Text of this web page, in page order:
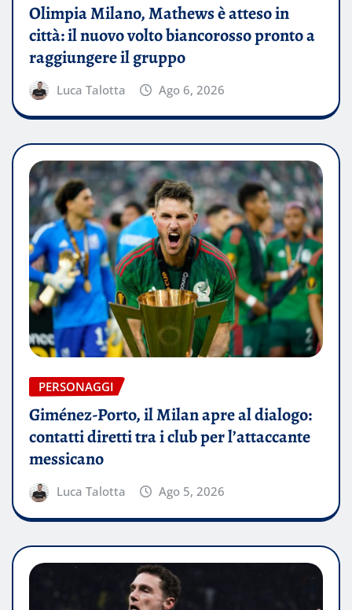
Olimpia Milano, Mathews è atteso in
città: il nuovo volto biancorosso pronto a
raggiungere il gruppo
Luca Talotta Ago 6, 2026
PERSONAGGI
Giménez-Porto, il Milan apre al dialogo:
contatti diretti tra i club per l’attaccante
messicano
Luca Talotta Ago 5, 2026